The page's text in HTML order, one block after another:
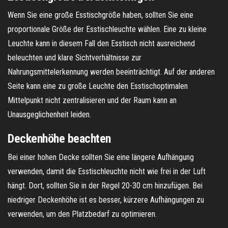
Wenn Sie eine große Esstischgröße haben, sollten Sie eine
proportionale Größe der Esstischleuchte wählen. Eine zu kleine
Leuchte kann in diesem Fall den Esstisch nicht ausreichend
beleuchten und klare Sichtverhältnisse zur
Nahrungsmittelerkennung werden beeinträchtigt. Auf der anderen
Seite kann eine zu große Leuchte den Esstischoptimalen
Mittelpunkt nicht zentralisieren und der Raum kann an
Unausgeglichenheit leiden.
Deckenhöhe beachten
Bei einer hohen Decke sollten Sie eine längere Aufhängung
verwenden, damit die Esstischleuchte nicht wie frei in der Luft
hängt. Dort, sollten Sie in der Regel 20-30 cm hinzufügen. Bei
niedriger Deckenhöhe ist es besser, kürzere Aufhängungen zu
verwenden, um den Platzbedarf zu optimieren.